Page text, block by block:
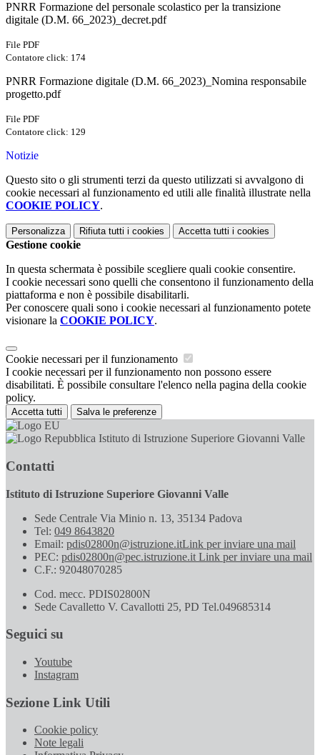
PNRR Formazione del personale scolastico per la transizione
digitale (D.M. 66_2023)_decret.pdf
File PDF
Contatore click: 174
PNRR Formazione digitale (D.M. 66_2023)_Nomina responsabile
progetto.pdf
File PDF
Contatore click: 129
Notizie
Questo sito o gli strumenti terzi da questo utilizzati si avvalgono di
cookie necessari al funzionamento ed utili alle finalità illustrate nella
COOKIE POLICY.
Personalizza Rifiuta tutti i cookies Accetta tutti i cookies
Gestione cookie
In questa schermata è possibile scegliere quali cookie consentire.
I cookie necessari sono quelli che consentono il funzionamento della
piattaforma e non è possibile disabilitarli.
Per conoscere quali sono i cookie necessari al funzionamento potete
visionare la COOKIE POLICY.
Cookie necessari per il funzionamento
I cookie necessari per il funzionamento non possono essere
disabilitati. È possibile consultare l'elenco nella pagina della cookie
policy.
Accetta tutti Salva le preferenze
Istituto di Istruzione Superiore Giovanni Valle
Contatti
Istituto di Istruzione Superiore Giovanni Valle
Sede Centrale Via Minio n. 13, 35134 Padova
Tel: 049 8643820
Email: pdis02800n@istruzione.itLink per inviare una mail
PEC: pdis02800n@pec.istruzione.it Link per inviare una mail
C.F.: 92048070285
Cod. mecc. PDIS02800N
Sede Cavalletto V. Cavallotti 25, PD Tel.049685314
Seguici su
Youtube
Instagram
Sezione Link Utili
Cookie policy
Note legali